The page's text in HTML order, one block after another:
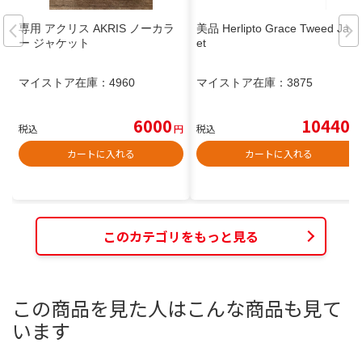
専用 アクリス AKRIS ノーカラ
ー ジャケット
マイストア在庫： 4960
税込 6000円
カートに入れる
美品 Herlipto Grace Tweed Jack
et
マイストア在庫： 3875
税込 10440
カートに入れる
このカテゴリをもっと見る
この商品を見た人はこんな商品も見て
います